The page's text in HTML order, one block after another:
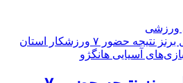
ورزشی